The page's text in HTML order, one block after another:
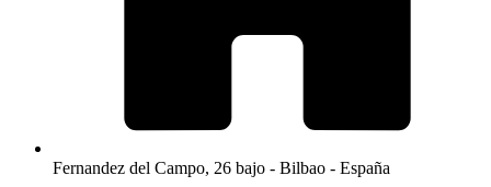
Fernandez del Campo, 26 bajo - Bilbao - España